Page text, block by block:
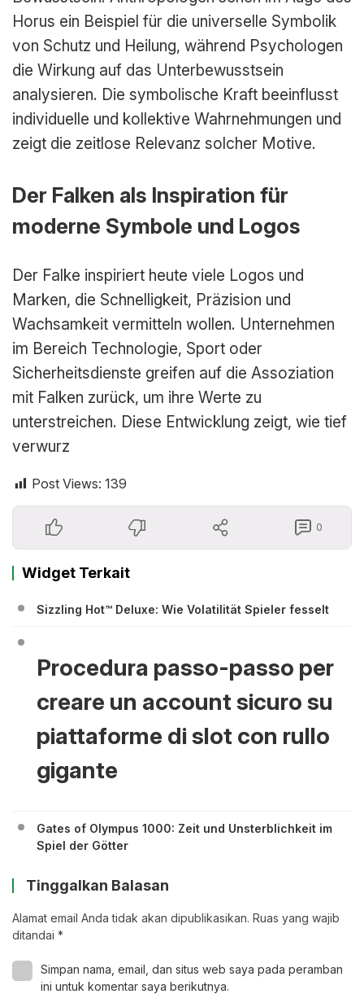
Horus ein Beispiel für die universelle Symbolik
von Schutz und Heilung, während Psychologen
die Wirkung auf das Unterbewusstsein
analysieren. Die symbolische Kraft beeinflusst
individuelle und kollektive Wahrnehmungen und
zeigt die zeitlose Relevanz solcher Motive.
Der Falken als Inspiration für
moderne Symbole und Logos
Der Falke inspiriert heute viele Logos und
Marken, die Schnelligkeit, Präzision und
Wachsamkeit vermitteln wollen. Unternehmen
im Bereich Technologie, Sport oder
Sicherheitsdienste greifen auf die Assoziation
mit Falken zurück, um ihre Werte zu
unterstreichen. Diese Entwicklung zeigt, wie tief
verwurz
Post Views: 139
0
Widget Terkait
Sizzling Hot™ Deluxe: Wie Volatilität Spieler fesselt
Procedura passo-passo per
creare un account sicuro su
piattaforme di slot con rullo
gigante
Gates of Olympus 1000: Zeit und Unsterblichkeit im
Spiel der Götter
Tinggalkan Balasan
Alamat email Anda tidak akan dipublikasikan. Ruas yang wajib
ditandai *
Simpan nama, email, dan situs web saya pada peramban
ini untuk komentar saya berikutnya.